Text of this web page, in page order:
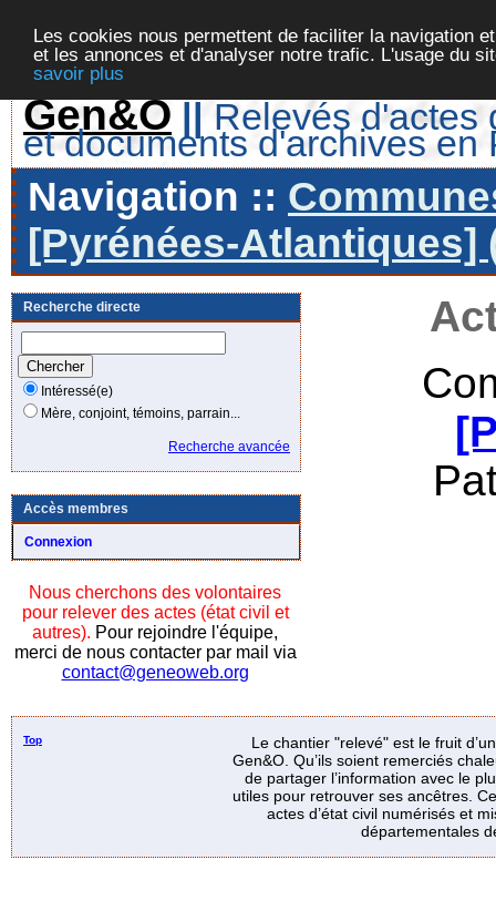
Les cookies nous permettent de faciliter la navigation
et les annonces et d'analyser notre trafic. L'usage du
savoir plus
Gen&O || Relevés d'actes
et documents d'archives en
Navigation ::
[Pyrénées-Atlantiques]
Recherche directe
Intéressé(e)
Mère, conjoint, témoins, parrain...
Recherche avancée
Accès membres
Connexion
Nous cherchons des volontaires
pour relever des actes (état civil et
autres). Pour rejoindre l'équipe,
merci de nous contacter par mail via
contact@geneoweb.org
Top
Le chantier "relevé" est le fruit
Gen&O. Qu’ils soient remerciés
de partager l’information avec le
utiles pour retrouver ses ancêtres.
actes d’état civil numérisés et
départementales